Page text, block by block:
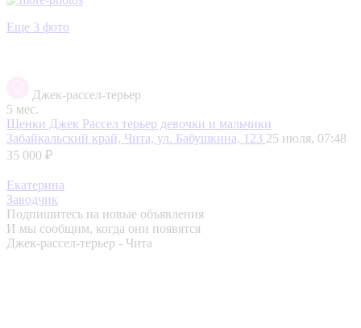
Еще 3 фото
Джек-рассел-терьер
5 мес.
Щенки Джек Рассел терьер девочки и мальчики
Забайкальский край, Чита, ул. Бабушкина, 123 25 июля, 07:48
35 000 ₽
Екатерина
Заводчик
Подпишитесь на новые объявления
И мы сообщим, когда они появятся
Джек-рассел-терьер - Чита